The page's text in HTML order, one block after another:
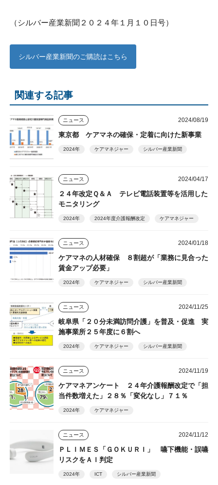
（シルバー産業新聞２０２４年１月１０日号）
シルバー産業新聞のご購読はこちら
関連する記事
ニュース 2024/08/19
東京都 ケアマネの確保・定着に向けた新事業
2024年 ケアマネジャー シルバー産業新聞
ニュース 2024/04/17
２４年改定Ｑ＆Ａ テレビ電話装置等を活用した
モニタリング
2024年 2024年度介護報酬改定 ケアマネジャー
ニュース 2024/01/18
ケアマネの人材確保 ８割超が「業務に見合った
賃金アップ必要」
2024年 ケアマネジャー シルバー産業新聞
ニュース 2024/11/25
岐阜県「２０分未満訪問介護」を普及・促進 実
施事業所２５年度に６割へ
2024年 ケアマネジャー シルバー産業新聞
ニュース 2024/11/19
ケアマネアンケート ２４年介護報酬改定で「担
当件数増えた」２８％「変化なし」７１％
2024年 ケアマネジャー
ニュース 2024/11/12
ＰＬＩＭＥＳ「ＧＯＫＵＲＩ」 嚥下機能・誤嚥
リスクをＡＩ判定
2024年 ICT シルバー産業新聞